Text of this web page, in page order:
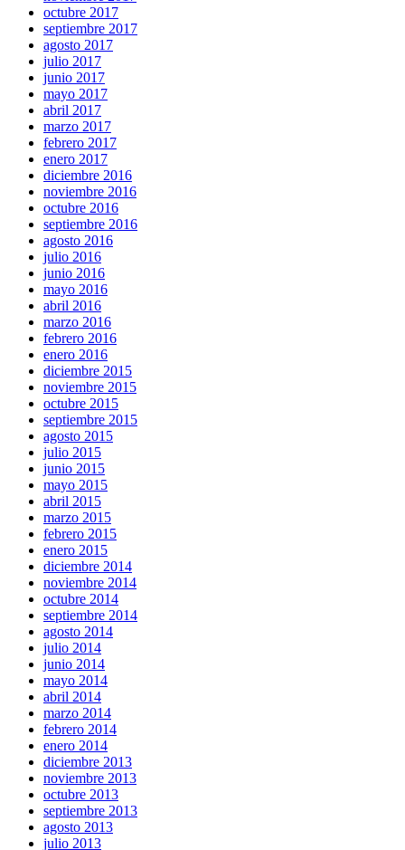
octubre 2017
septiembre 2017
agosto 2017
julio 2017
junio 2017
mayo 2017
abril 2017
marzo 2017
febrero 2017
enero 2017
diciembre 2016
noviembre 2016
octubre 2016
septiembre 2016
agosto 2016
julio 2016
junio 2016
mayo 2016
abril 2016
marzo 2016
febrero 2016
enero 2016
diciembre 2015
noviembre 2015
octubre 2015
septiembre 2015
agosto 2015
julio 2015
junio 2015
mayo 2015
abril 2015
marzo 2015
febrero 2015
enero 2015
diciembre 2014
noviembre 2014
octubre 2014
septiembre 2014
agosto 2014
julio 2014
junio 2014
mayo 2014
abril 2014
marzo 2014
febrero 2014
enero 2014
diciembre 2013
noviembre 2013
octubre 2013
septiembre 2013
agosto 2013
julio 2013